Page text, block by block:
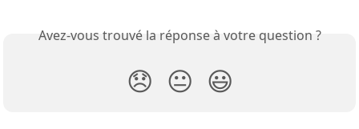
Avez-vous trouvé la réponse à votre question ?
😞 😐 😃